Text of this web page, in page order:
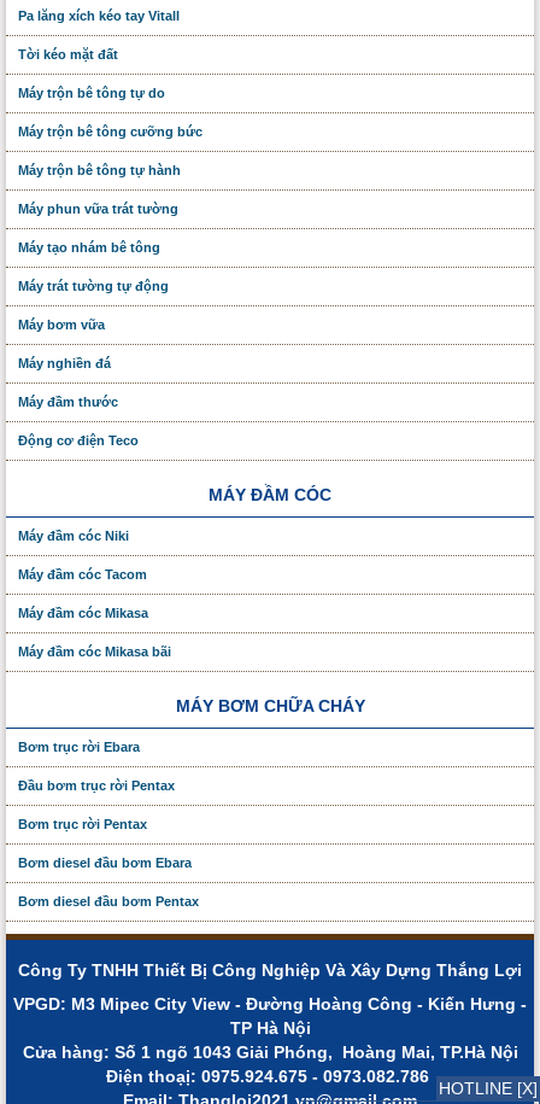
Pa lăng xích kéo tay Vitall
Tời kéo mặt đất
Máy trộn bê tông tự do
Máy trộn bê tông cưỡng bức
Máy trộn bê tông tự hành
Máy phun vữa trát tường
Máy tạo nhám bê tông
Máy trát tường tự động
Máy bơm vữa
Máy nghiền đá
Máy đầm thước
Động cơ điện Teco
MÁY ĐẦM CÓC
Máy đầm cóc Niki
Máy đầm cóc Tacom
Máy đầm cóc Mikasa
Máy đầm cóc Mikasa bãi
MÁY BƠM CHỮA CHÁY
Bơm trục rời Ebara
Đầu bơm trục rời Pentax
Bơm trục rời Pentax
Bơm diesel đầu bơm Ebara
Bơm diesel đầu bơm Pentax
Công Ty TNHH Thiết Bị Công Nghiệp Và Xây Dựng Thắng Lợi
VPGD: M3 Mipec City View - Đường Hoàng Công - Kiến Hưng -
TP Hà Nội
Cửa hàng: Số 1 ngõ 1043 Giải Phóng, Hoàng Mai, TP.Hà Nội
Điện thoạị: 0975.924.675 - 0973.082.786
HOTLINE [X]